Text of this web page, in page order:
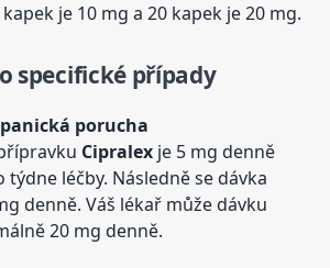
je 10 mg a 20 kapek je 20 mg.
specifické případy
porucha
Cipralex je 5 mg denně
léčby. Následně se dávka
denně. Váš lékař může dávku
20 mg denně.